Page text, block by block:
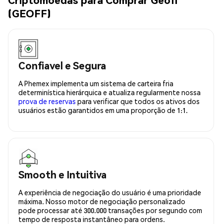
(GEOFF)
Confiavel e Segura
A Phemex implementa um sistema de carteira fria
determinística hierárquica e atualiza regularmente nossa
prova de reservas para verificar que todos os ativos dos
usuários estão garantidos em uma proporção de 1:1.
Smooth e Intuitiva
A experiência de negociação do usuário é uma prioridade
máxima. Nosso motor de negociação personalizado
pode processar até 300.000 transações por segundo com
tempo de resposta instantâneo para ordens.